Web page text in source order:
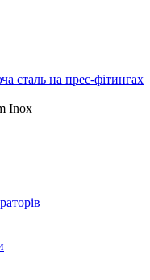
сталь на прес-фітингах
Inox